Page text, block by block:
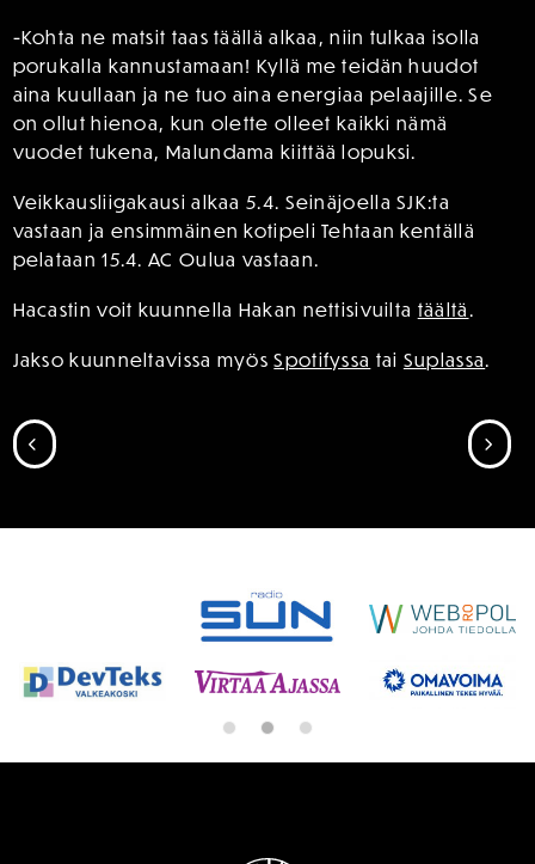
-Kohta ne matsit taas täällä alkaa, niin tulkaa isolla
porukalla kannustamaan! Kyllä me teidän huudot
aina kuullaan ja ne tuo aina energiaa pelaajille. Se
on ollut hienoa, kun olette olleet kaikki nämä
vuodet tukena, Malundama kiittää lopuksi.
Veikkausliigakausi alkaa 5.4. Seinäjoella SJK:ta
vastaan ja ensimmäinen kotipeli Tehtaan kentällä
pelataan 15.4. AC Oulua vastaan.
Hacastin voit kuunnella Hakan nettisivuilta täältä.
Jakso kuunneltavissa myösSpotifyssa tai Suplassa.
SIIRRY EDELLISEEN